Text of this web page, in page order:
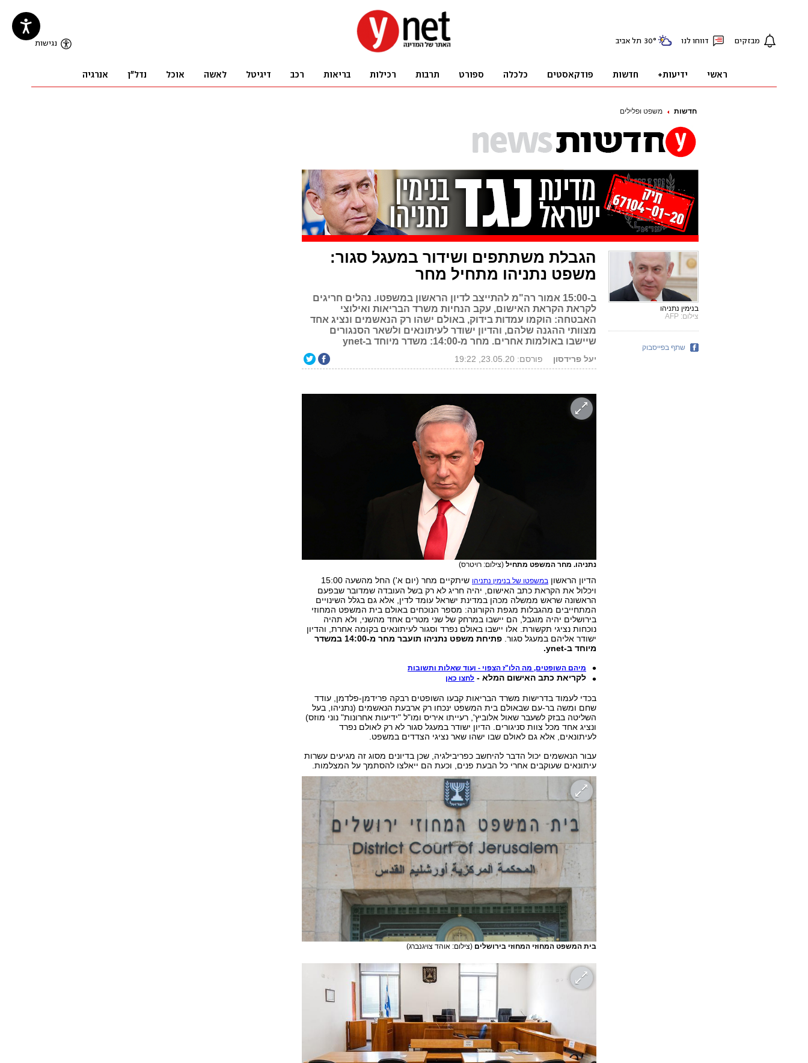
חדשות משפט ופלילים
הגבלת משתתפים ושידור במעגל סגור:
משפט נתניהו מתחיל מחר
ב-15:00 אמור רה"מ להתייצב לדיון הראשון במשפטו. נהלים חריגים
לקראת הקראת האישום, עקב הנחיות משרד הבריאות ואילוצי
האבטחה: הוקמו עמדות בידוק, באולם ישהו רק הנאשמים ונציג אחד
מצוותי ההגנה שלהם, והדיון ישודר לעיתונאים ולשאר הסנגורים
שיישבו באולמות אחרים. מחר מ-14:00: משדר מיוחד ב-ynet
יעל פרידסון פורסם: 23.05.20, 19:22
נתניהו. מחר המשפט מתחיל (צילום: רויטרס)
הדיון הראשון במשפטו של בנימין נתניהו
שיתקיים מחר (יום א') החל מהשעה 15:00
ויכלול את הקראת כתב האישום, יהיה חריג לא רק בשל העובדה שמדובר שבפעם
הראשונה שראש ממשלה מכהן במדינת ישראל עומד לדין, אלא גם בגלל השינויים
המתחייבים מהגבלות מגפת הקורונה: מספר הנוכחים באולם בית המשפט המחוזי
בירושלים יהיה מוגבל, הם יישבו במרחק של שני מטרים אחד מהשני, ולא תהיה
נוכחות נציגי תקשורת. אלו יישבו באולם נפרד וסגור לעיתונאים בקומה אחרת, והדיון
ישודר אליהם במעגל סגור.
פתיחת משפט נתניהו תועבר מחר מ-14:00 במשדר
מיוחד ב-ynet.
מיהם השופטים, מה הלו"ז הצפוי - ועוד שאלות ותשובות
לקריאת כתב האישום המלא - לחצו כאן
בכדי לעמוד בדרישות משרד הבריאות קבעו השופטים רבקה פרידמן-פלדמן, עודד
שחם ומשה בר-עם שבאולם בית המשפט ינכחו רק ארבעת הנאשמים (נתניהו, בעל
השליטה בבזק לשעבר שאול אלוביץ', רעייתו איריס ומו"ל "ידיעות אחרונות" נוני מוזס)
ונציג אחד מכל צוות סניגורים. הדיון ישודר במעגל סגור לא רק לאולם נפרד
לעיתונאים, אלא גם לאולם שבו ישהו שאר נציגי הצדדים במשפט.
עבור הנאשמים יכול הדבר להיחשב כפריבילגיה, שכן בדיונים מסוג זה מגיעים עשרות
עיתונאים שעוקבים אחרי כל הבעת פנים, וכעת הם ייאלצו להסתמך על המצלמות.
בית המשפט המחוזי המחוזי בירושלים (צילום: אוהד צויגנברג)
בנימין נתניהו
צילום: AFP
שתף בפייסבוק